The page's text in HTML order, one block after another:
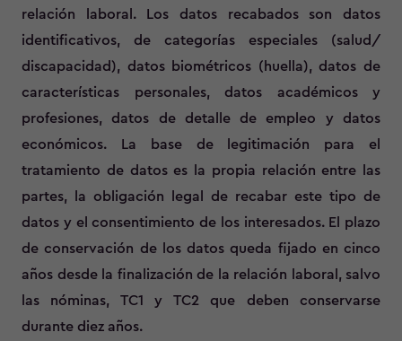
relación laboral. Los datos recabados son datos
identificativos, de categorías especiales (salud/
discapacidad), datos biométricos (huella), datos de
características personales, datos académicos y
profesiones, datos de detalle de empleo y datos
económicos. La base de legitimación para el
tratamiento de datos es la propia relación entre las
partes, la obligación legal de recabar este tipo de
datos y el consentimiento de los interesados. El plazo
de conservación de los datos queda fijado en cinco
años desde la finalización de la relación laboral, salvo
las nóminas, TC1 y TC2 que deben conservarse
durante diez años.